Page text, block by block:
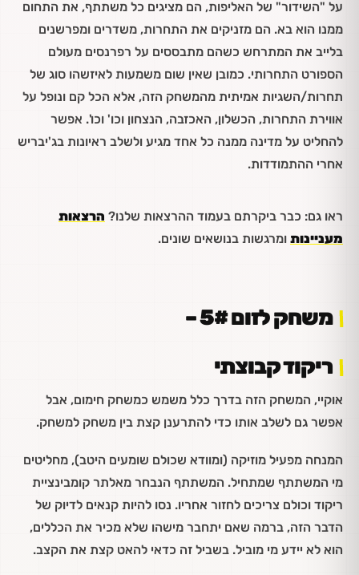
על "השידור" של האליפות, הם מציגים כל משתתף, את התחום
ממנו הוא בא. הם מזניקים את התחרות, משדרים ומפרשנים
בלייב את המתרחש כשהם מתבססים על רפרנסים מעולם
הספורט התחרותי. כמובן שאין שום משמעות לאיזשהו סוג של
תחרות/השגיות אמיתית מהמשחק הזה, אלא הכל קם ונופל על
אווירת התחרות, הכשלון, האכזבה, הנצחון וכו' וכו'. אפשר
להחליט על מדינה ממנה כל אחד מגיע ולשלב ראיונות בג'יבריש
אחרי ההתמודדות.
ראו גם: כבר ביקרתם בעמוד ההרצאות שלנו? הרצאות
מעניינות ומרגשות בנושאים שונים.
משחק לזום 5# –
ריקוד קבוצתי
אוקיי, המשחק הזה בדרך כלל משמש כמשחק חימום, אבל
אפשר גם לשלב אותו כדי להתרענן קצת בין משחק למשחק.
המנחה מפעיל מוזיקה (ומוודא שכולם שומעים היטב), מחליטים
מי המשתתף שמתחיל. המשתתף הנבחר מאלתר קומבינציית
ריקוד וכולם צריכים לחזור אחריו. נסו להיות קנאים לדיוק של
הדבר הזה, ברמה שאם יתחבר מישהו שלא מכיר את הכללים,
הוא לא יידע מי מוביל. בשביל זה כדאי להאט קצת את הקצב.